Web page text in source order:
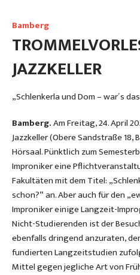
Bamberg
JAZZKELLER
„Schlenkerla und Dom – war´s
Bamberg.Am Freitag, 24. April
Jazzkeller (Obere Sandstraße 18,
Hörsaal. Pünktlich zum
Improniker eine
Fakultäten mit dem Titel:
schon?“ an. Aber auch für den
Improniker einige Langzeit-
Nicht-Studierenden ist der
ebenfalls dringend anzuraten,
fundierten Langzeitstudien
Mittel gegen jegliche Art von